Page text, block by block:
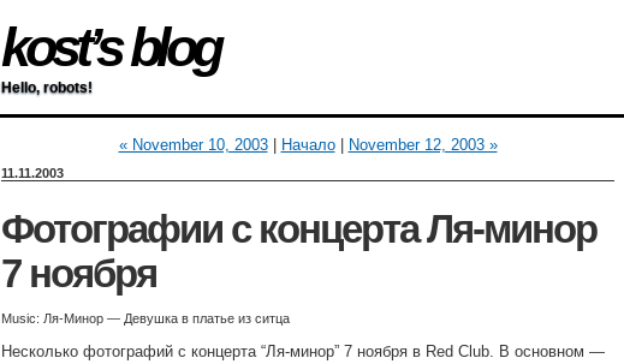
kost’s blog
Hello, robots!
« November 10, 2003| Начало| November 12, 2003 »
11.11.2003
Фотографии с концерта Ля-минор
7 ноября
Music: Ля-Минор — Девушка в платье из ситца
Несколько фотографий с концерта “Ля-минор” 7 ноября в Red Club. В основном —